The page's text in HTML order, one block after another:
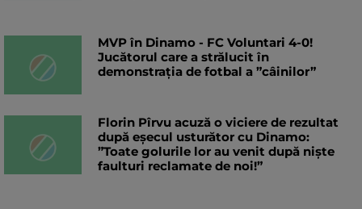
MVP în Dinamo - FC Voluntari 4-0!
Jucătorul care a strălucit în
demonstrația de fotbal a ”câinilor”
Florin Pîrvu acuză o viciere de rezultat
după eșecul usturător cu Dinamo:
”Toate golurile lor au venit după niște
faulturi reclamate de noi!”